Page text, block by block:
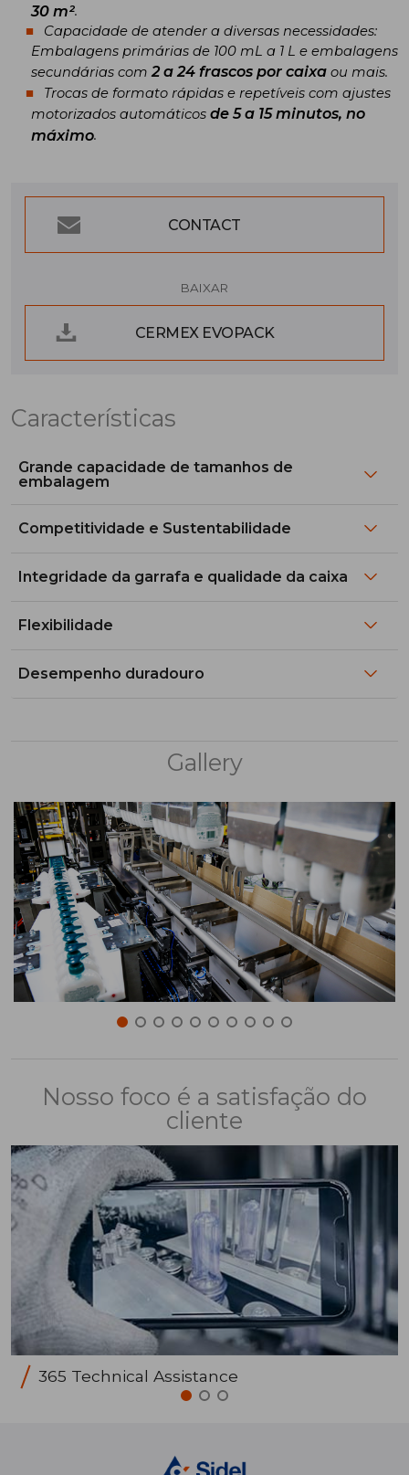
30 m².
Capacidade de atender a diversas necessidades:
Embalagens primárias de 100 mL a 1 L e embalagens
secundárias com2 a 24 frascos por caixa ou mais.
Trocas de formato rápidas e repetíveis com ajustes
motorizados automáticos de 5 a 15 minutos, no
máximo.
CONTACT
BAIXAR
CERMEX EVOPACK
Características
Grande capacidade de tamanhos de
embalagem
Competitividade e Sustentabilidade
Integridade da garrafa e qualidade da caixa
Flexibilidade
Desempenho duradouro
Gallery
Nosso foco é a satisfação do
cliente
365 Technical Assistance